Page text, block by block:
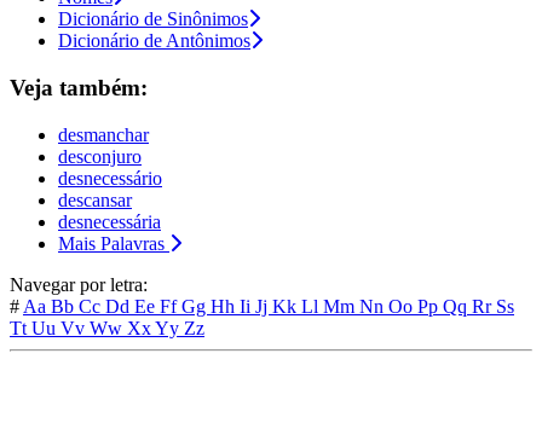
Dicionário de Sinônimos
Dicionário de Antônimos
Veja também:
desmanchar
desconjuro
desnecessário
descansar
desnecessária
Mais Palavras
Navegar por letra:
# Aa Bb Cc Dd Ee FfGg Hh Ii Jj Kk Ll Mm Nn Oo Pp Qq Rr Ss
Tt Uu Vv Ww XxYy Zz